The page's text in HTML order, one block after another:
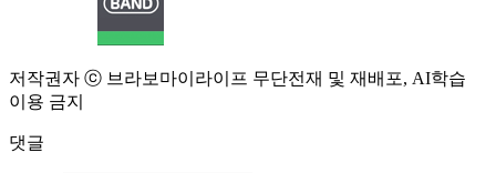
저작권자 ⓒ 브라보마이라이프 무단전재 및 재배포, AI학습
이용 금지
댓글